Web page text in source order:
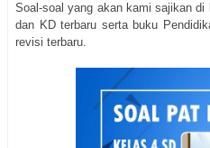
Soal-soal yang akan kami sajikan
dan KD terbaru serta buku
revisi terbaru.